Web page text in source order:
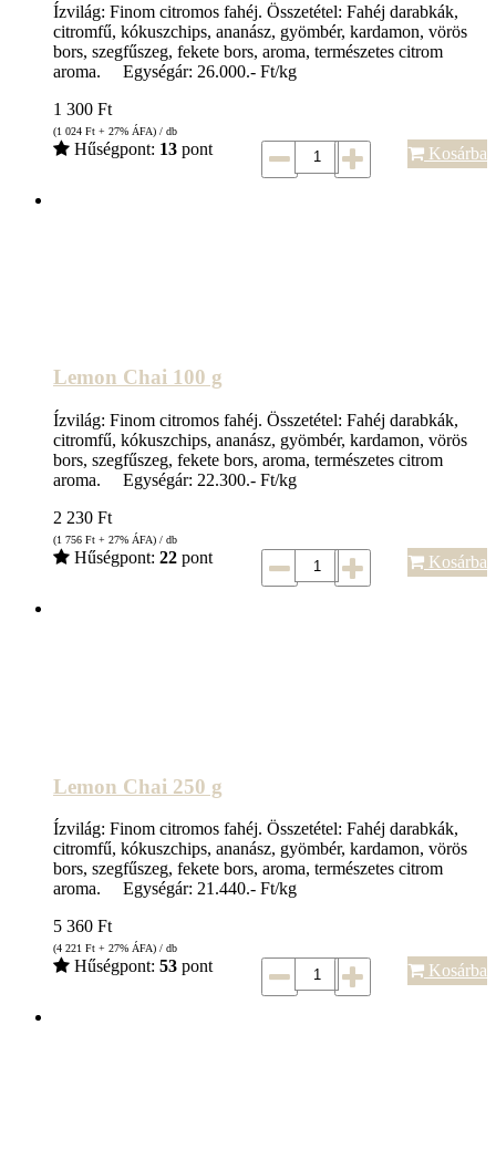
Ízvilág: Finom citromos fahéj. Összetétel: Fahéj darabkák,
citromfű, kókuszchips, ananász, gyömbér, kardamon, vörös
bors, szegfűszeg, fekete bors, aroma, természetes citrom
aroma. Egységár: 26.000.- Ft/kg
1 300 Ft
(1 024 Ft + 27% ÁFA) / db
Hűségpont: 13 pont Kosárba
Lemon Chai 100 g
Ízvilág: Finom citromos fahéj. Összetétel: Fahéj darabkák,
citromfű, kókuszchips, ananász, gyömbér, kardamon, vörös
bors, szegfűszeg, fekete bors, aroma, természetes citrom
aroma. Egységár: 22.300.- Ft/kg
2 230 Ft
(1 756 Ft + 27% ÁFA) / db
Hűségpont: 22 pont Kosárba
Lemon Chai 250 g
Ízvilág: Finom citromos fahéj. Összetétel: Fahéj darabkák,
citromfű, kókuszchips, ananász, gyömbér, kardamon, vörös
bors, szegfűszeg, fekete bors, aroma, természetes citrom
aroma. Egységár: 21.440.- Ft/kg
5 360 Ft
(4 221 Ft + 27% ÁFA) / db
Hűségpont: 53 pont Kosárba